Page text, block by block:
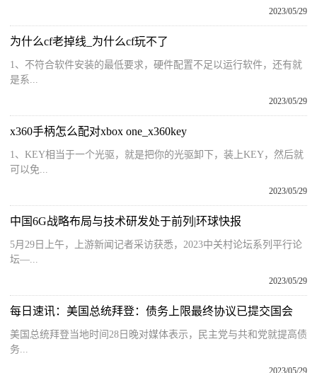
2023/05/29
为什么cf老掉线_为什么cf玩不了
1、不符合软件安装的最低要求，硬件配置不足以运行软件，还有就
是系...
2023/05/29
x360手柄怎么配对xbox one_x360key
1、KEY相当于一个光驱，就是把你的光驱卸下，装上KEY，然后就
可以免...
2023/05/29
中国6G战略布局与技术研发处于前列|环球快报
5月29日上午，上游新闻记者采访获悉，2023中关村论坛系列平行论
坛—...
2023/05/29
每日速讯：美国总统拜登：债务上限最终协议已提交国会
美国总统拜登当地时间28日晚对媒体表示，民主党与共和党就提高债
务...
2023/05/29